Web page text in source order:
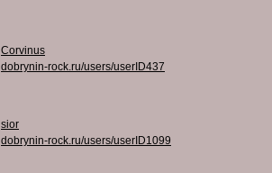
Corvinus
dobrynin-rock.ru/users/userID437
sior
dobrynin-rock.ru/users/userID1099